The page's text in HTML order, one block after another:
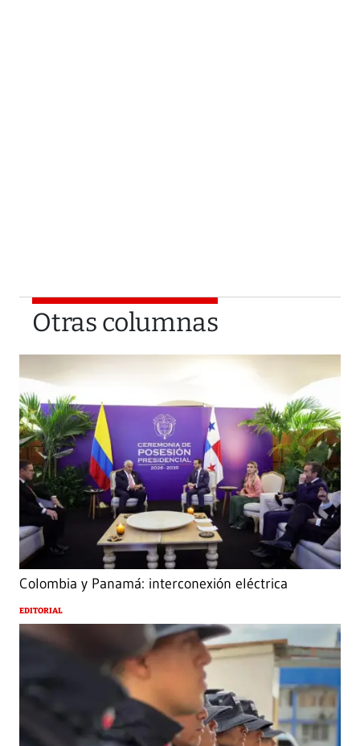
Otras columnas
Colombia y Panamá: interconexión eléctrica
EDITORIAL